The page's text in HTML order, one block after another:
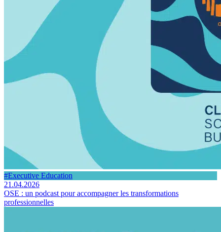
#Executive Education
21.04.2026
OSE : un podcast pour accompagner les transformations
professionnelles